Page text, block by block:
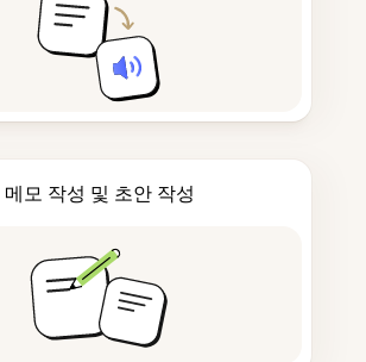
메모 작성 및 초안 작성